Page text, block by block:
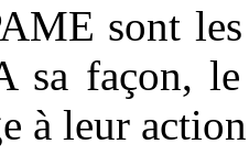
sont les
sa façon,
à leur